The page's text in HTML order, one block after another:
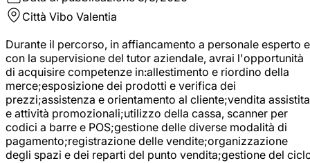
Città Vibo Valentia
Durante il percorso, in affiancamento a personale esperto e
con la supervisione del tutor aziendale, avrai l'opportunità
di acquisire competenze in:allestimento e riordino della
merce;esposizione dei prodotti e verifica dei
prezzi;assistenza e orientamento al cliente;vendita assistita
e attività promozionali;utilizzo della cassa, scanner per
codici a barre e POS;gestione delle diverse modalità di
pagamento;registrazione delle vendite;organizzazione
degli spazi e dei reparti del punto vendita;gestione del